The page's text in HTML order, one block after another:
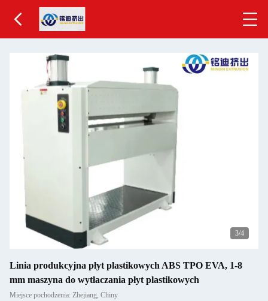
4/4
Linia produkcyjna płyt plastikowych ABS TPO EVA, 1-8
mm maszyna do wytłaczania płyt plastikowych
Miejsce pochodzenia: Zhejiang, Chiny